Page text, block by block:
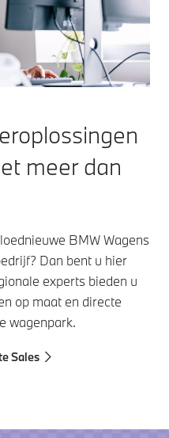
meer dan
BMW Wagens
Dan bent u hier
experts bieden u
op maat en directe
wagenpark.
Sales